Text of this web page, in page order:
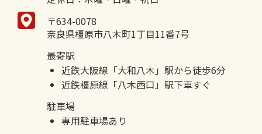
〒634-0078
奈良県橿原市八木町1丁目11番7号
最寄駅
近鉄大阪線「大和八木」駅から徒歩6分
近鉄橿原線「八木西口」駅下車すぐ
駐車場
専用駐車場あり